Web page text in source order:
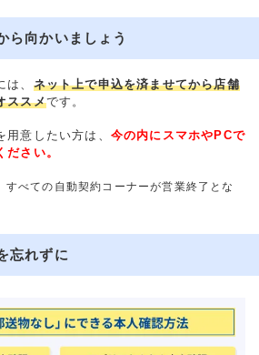
ら向かいましょう
、 ネット上で申込を済ませてから店舗
ススメです。
意したい方は、 今の内にスマホやPCで
さい。
べての自動契約コーナーが営業終了とな
忘れずに